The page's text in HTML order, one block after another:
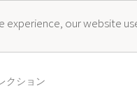
our website
クション